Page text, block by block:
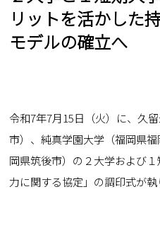
リットを活かした
モデルの確立へ
令和7年7月15日（火）に、久
市）、純真学園大学（福岡県
岡県筑後市）の２大学および
力に関する協定」の調印式が執